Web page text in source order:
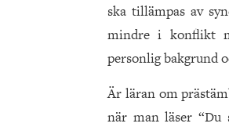
ska tillämpas av
mindre i konflikt
personlig bakgrund
Är läran om
när man läser “Du